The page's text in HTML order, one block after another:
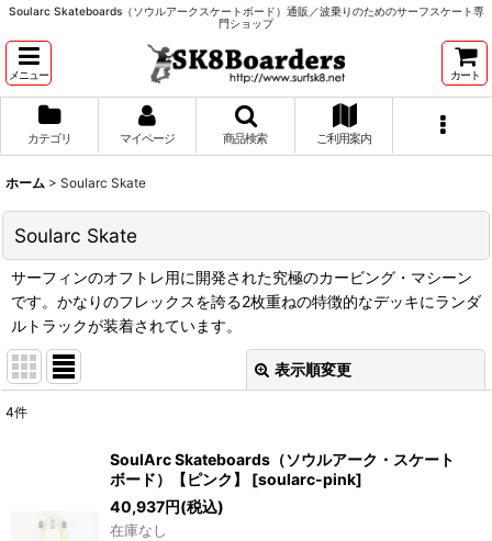
Soularc Skateboards（ソウルアークスケートボード）通販／波乗りのためのサーフスケート専
門ショップ
メニュー カート
カテゴリ マイページ 商品検索 ご利用案内
ホーム > Soularc Skate
Soularc Skate
サーフィンのオフトレ用に開発された究極のカービング・マシーン
です。かなりのフレックスを誇る2枚重ねの特徴的なデッキにランダ
ルトラックが装着されています。
表示順変更
4件
SoulArc Skateboards（ソウルアーク・スケート
ボード）【ピンク】
[soularc-pink]
40,937円(税込)
在庫なし